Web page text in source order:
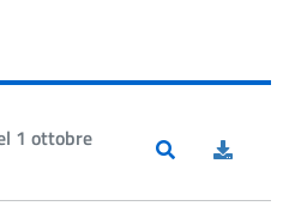
1 ottobre